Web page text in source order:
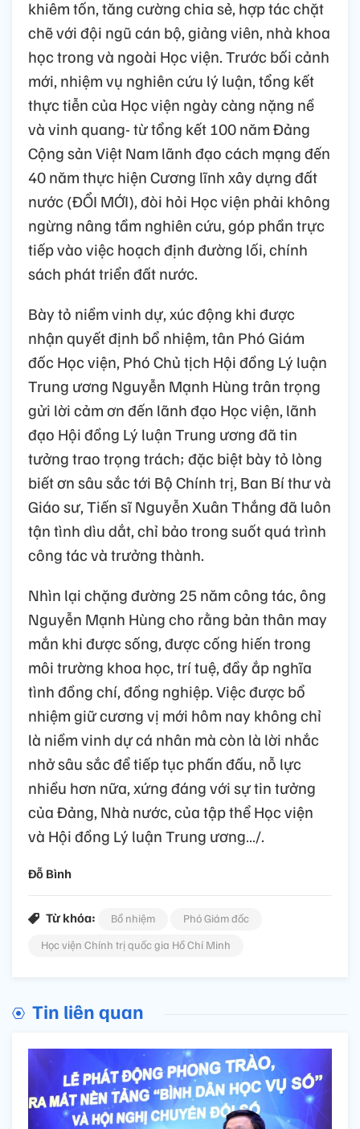
khiêm tốn, tăng cường chia sẻ, hợp tác chặt
chẽ với đội ngũ cán bộ, giảng viên, nhà khoa
học trong và ngoài Học viện. Trước bối cảnh
mới, nhiệm vụ nghiên cứu lý luận, tổng kết
thực tiễn của Học viện ngày càng nặng nề
và vinh quang- từ tổng kết 100 năm Đảng
Cộng sản Việt Nam lãnh đạo cách mạng đến
40 năm thực hiện Cương lĩnh xây dựng đất
nước (ĐỔI MỚI), đòi hỏi Học viện phải không
ngừng nâng tầm nghiên cứu, góp phần trực
tiếp vào việc hoạch định đường lối, chính
sách phát triển đất nước.
Bày tỏ niềm vinh dự, xúc động khi được
nhận quyết định bổ nhiệm, tân Phó Giám
đốc Học viện, Phó Chủ tịch Hội đồng Lý luận
Trung ương Nguyễn Mạnh Hùng trân trọng
gửi lời cảm ơn đến lãnh đạo Học viện, lãnh
đạo Hội đồng Lý luận Trung ương đã tin
tưởng trao trọng trách; đặc biệt bày tỏ lòng
biết ơn sâu sắc tới Bộ Chính trị, Ban Bí thư và
Giáo sư, Tiến sĩ Nguyễn Xuân Thắng đã luôn
tận tình dìu dắt, chỉ bảo trong suốt quá trình
công tác và trưởng thành.
Nhìn lại chặng đường 25 năm công tác, ông
Nguyễn Mạnh Hùng cho rằng bản thân may
mắn khi được sống, được cống hiến trong
môi trường khoa học, trí tuệ, đầy ắp nghĩa
tình đồng chí, đồng nghiệp. Việc được bổ
nhiệm giữ cương vị mới hôm nay không chỉ
là niềm vinh dự cá nhân mà còn là lời nhắc
nhở sâu sắc để tiếp tục phấn đấu, nỗ lực
nhiều hơn nữa, xứng đáng với sự tin tưởng
của Đảng, Nhà nước, của tập thể Học viện
và Hội đồng Lý luận Trung ương…/.
Đỗ Bình
Từ khóa: Bổ nhiệm
Phó Giám đốc
Học viện Chính trị quốc gia Hồ Chí Minh
Tin liên quan